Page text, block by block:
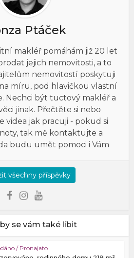
Ptáček
makléř pomáhám již 20 let
jejich nemovitosti, a to
nemovitostí poskytuji
míru, pod hlavičkou vlastní
Nechci být tuctový makléř a
jinak. Přečtěte si nebo
videa jak pracuji - pokud si
tak mě kontaktujte a
budu umět pomoci i Vám
všechny příspěvky
se vám také líbit
/ Pronajato